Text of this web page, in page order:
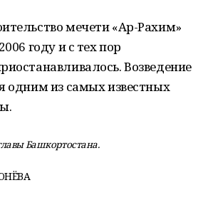
мечети «Ар-Рахим»
году и с тех пор
Возведение
одним из самых известных
Башкортостана.